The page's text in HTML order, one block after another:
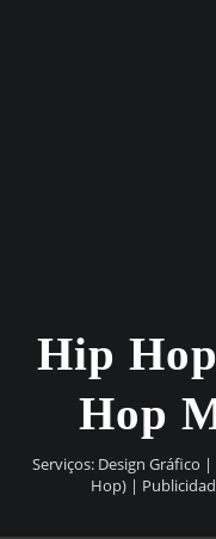
Hip
Hop
Serviços: Design Gráfico
Hop) |